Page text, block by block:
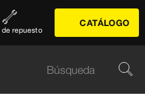
de repuesto
CATÁLOGO